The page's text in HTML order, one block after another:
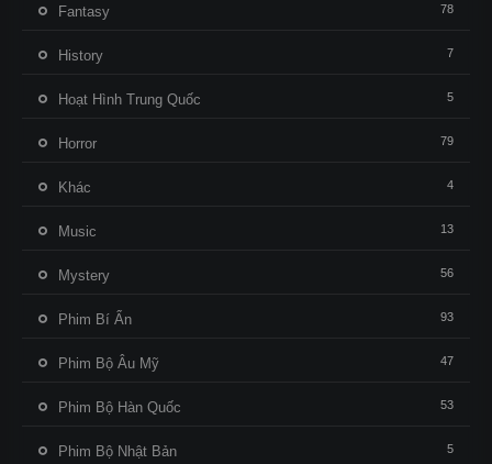
Fantasy 78
History 7
Hoạt Hình Trung Quốc 5
Horror 79
Khác 4
Music 13
Mystery 56
Phim Bí Ẩn 93
Phim Bộ Âu Mỹ 47
Phim Bộ Hàn Quốc 53
Phim Bộ Nhật Bản 5